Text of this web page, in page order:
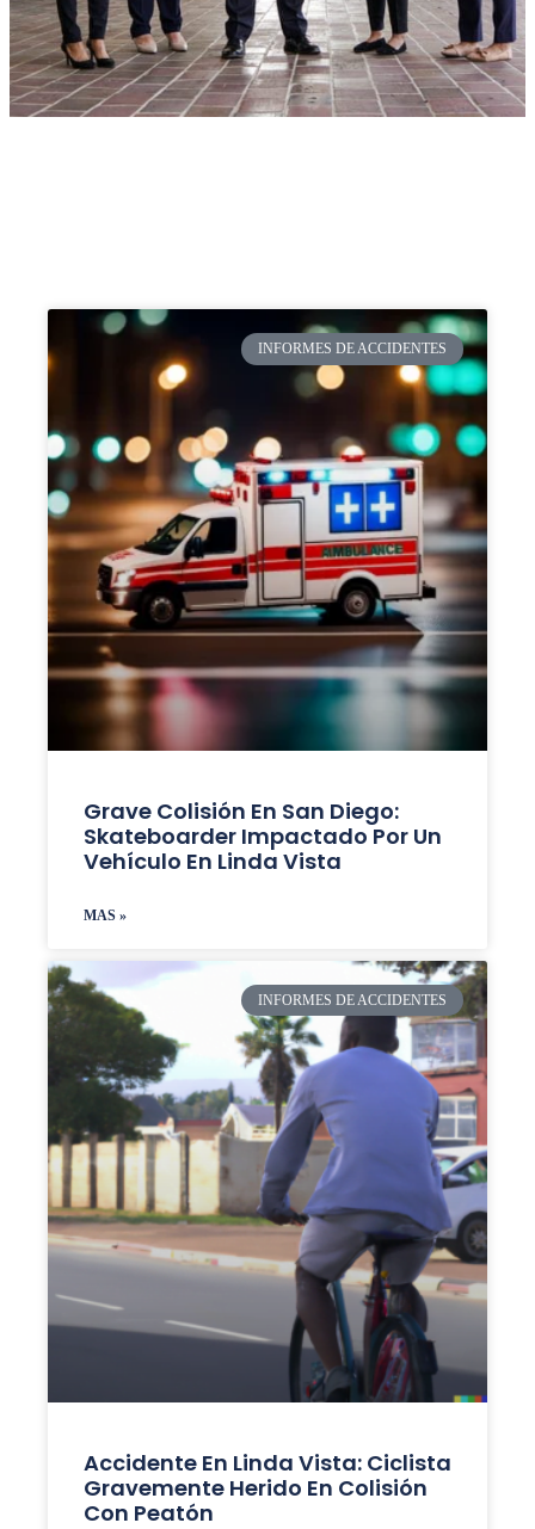
INFORMES DE ACCIDENTES
Grave Colisión En San Diego:
Skateboarder Impactado Por Un
Vehículo En Linda Vista
MAS »
INFORMES DE ACCIDENTES
Accidente En Linda Vista: Ciclista
Gravemente Herido En Colisión
Con Peatón